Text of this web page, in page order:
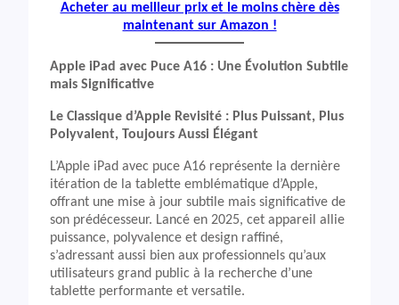
Acheter au meilleur prix et le moins chère dès
maintenant sur Amazon !
Apple iPad avec Puce A16 : Une Évolution Subtile
mais Significative
Le Classique d’Apple Revisité : Plus Puissant, Plus
Polyvalent, Toujours Aussi Élégant
L’Apple iPad avec puce A16 représente la dernière
itération de la tablette emblématique d’Apple,
offrant une mise à jour subtile mais significative de
son prédécesseur. Lancé en 2025, cet appareil allie
puissance, polyvalence et design raffiné,
s’adressant aussi bien aux professionnels qu’aux
utilisateurs grand public à la recherche d’une
tablette performante et versatile.